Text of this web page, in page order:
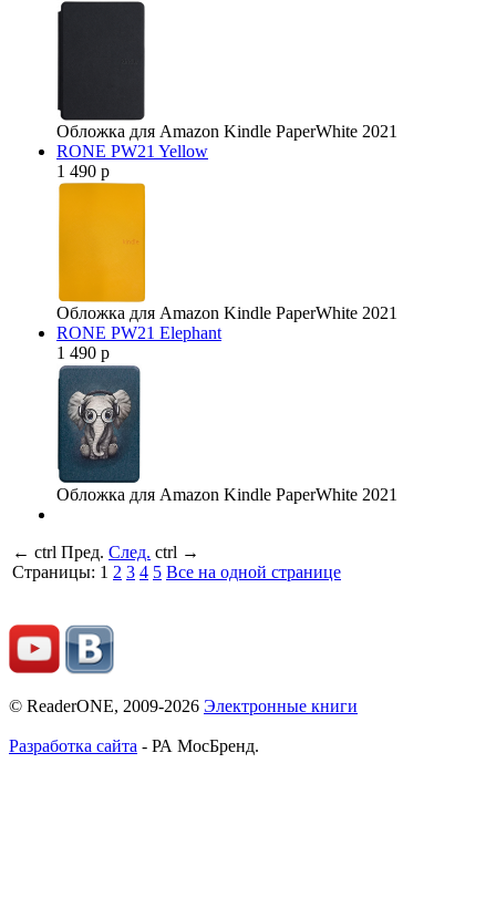
Обложка для Amazon Kindle PaperWhite 2021
RONE PW21 Yellow
1 490 р
Обложка для Amazon Kindle PaperWhite 2021
RONE PW21 Elephant
1 490 р
Обложка для Amazon Kindle PaperWhite 2021
← ctrl Пред. След. ctrl →
Страницы: 1 2 3 4 5 Все на одной странице
© ReaderONE, 2009-2026 Электронные книги
Разработка сайта - РА МосБренд.